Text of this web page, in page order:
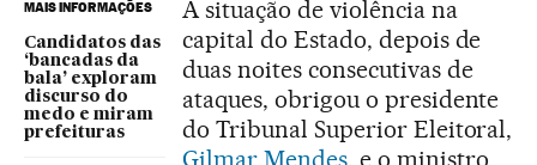
MAIS INFORMAÇÕES
Candidatos das
‘bancadas da
bala’ exploram
discurso do
medo e miram
prefeituras
A situação de violência na
capital do Estado, depois de
duas noites consecutivas de
ataques, obrigou o presidente
do Tribunal Superior Eleitoral,
Gilmar Mendes, e o ministro